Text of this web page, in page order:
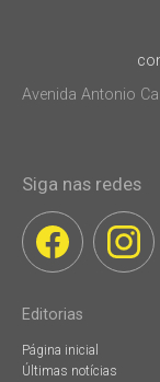
Avenida Antonio
Siga nas redes
Editorias
Página inicial
Últimas notícias